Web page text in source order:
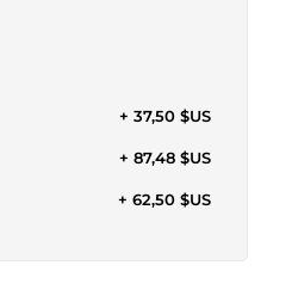
+ 37,50 $US
+ 87,48 $US
+ 62,50 $US